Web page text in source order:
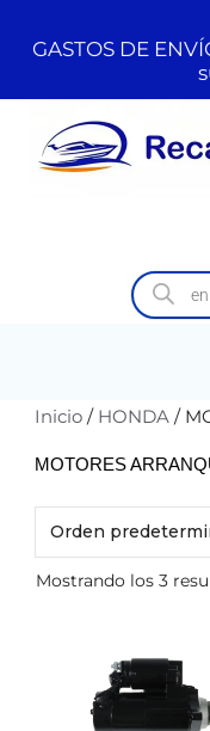
GASTOS DE
Inicio / HONDA /
MOTORES
Mostrando los 3